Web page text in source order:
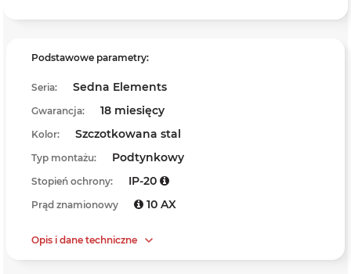
Podstawowe parametry:
Seria: Sedna Elements
Gwarancja: 18 miesięcy
Kolor: Szczotkowana stal
Typ montażu: Podtynkowy
Stopień ochrony: IP-20
Prąd znamionowy 10 AX
Opis i dane techniczne